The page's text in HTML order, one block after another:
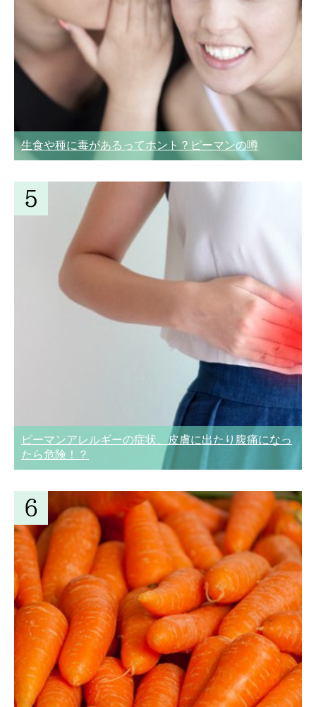
生食や種に毒があるってホント？ピーマンの噂
ピーマンアレルギーの症状、皮膚に出たり腹痛になっ
たら危険！？